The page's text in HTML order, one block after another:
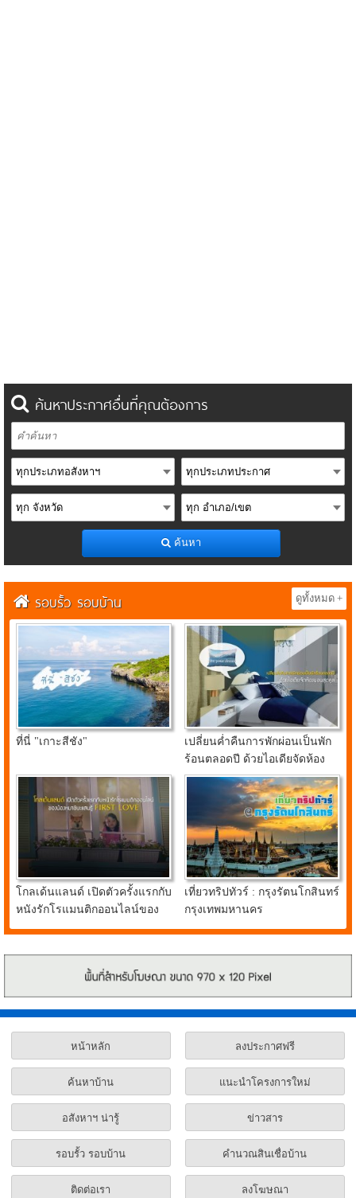
ค้นหาประกาศอื่นที่คุณต้องการ
ค้นหา
รอบรั้ว รอบบ้าน ดูทั้งหมด +
ที่นี่ "เกาะสีชัง"
เปลี่ยนค่ำคืนการพักผ่อนเป็นพัก
ร้อนตลอดปี ด้วยไอเดียจัดห้อง
นอนสุดคูลจาก อินเด็กซ์ ลิฟวิ่ง
โกลเด้นแลนด์ เปิดตัวครั้งแรกกับ
หนังรักโรแมนติกออนไลน์ของ
น้องหมาชิบะแสนรู้ FIRST
เที่ยวทริปทัวร์ : กรุงรัตนโกสินทร์
กรุงเทพมหานคร
หน้าหลัก ลงประกาศฟรี
ค้นหาบ้าน แนะนำโครงการใหม่
อสังหาฯ น่ารู้ ข่าวสาร
รอบรั้ว รอบบ้าน คำนวณสินเชื่อบ้าน
ติดต่อเรา ลงโฆษณา